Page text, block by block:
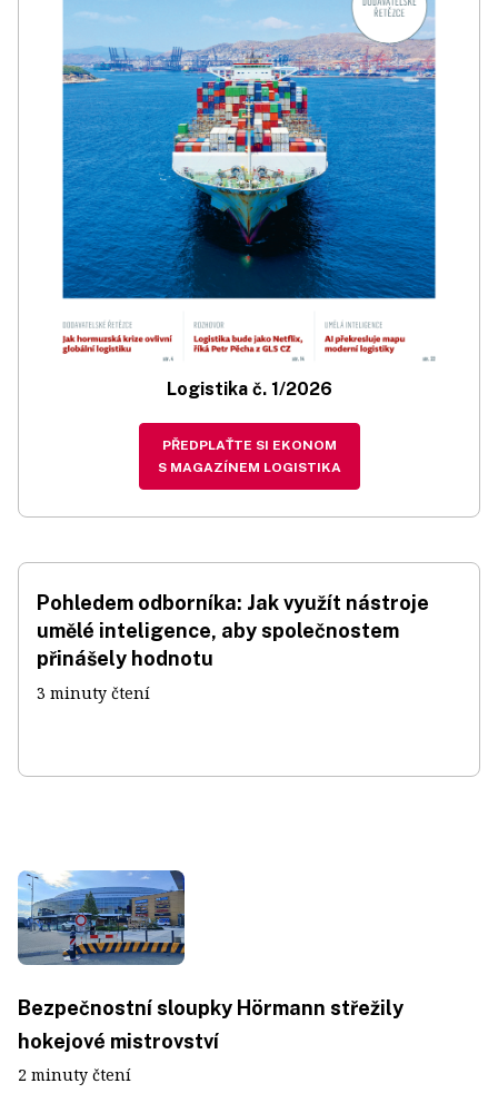
Logistika č. 1/2026
PŘEDPLAŤTE SI EKONOM
S MAGAZÍNEM LOGISTIKA
Pohledem odborníka: Jak využít nástroje
umělé inteligence, aby společnostem
přinášely hodnotu
3 minuty čtení
Bezpečnostní sloupky Hörmann střežily
hokejové mistrovství
2 minuty čtení